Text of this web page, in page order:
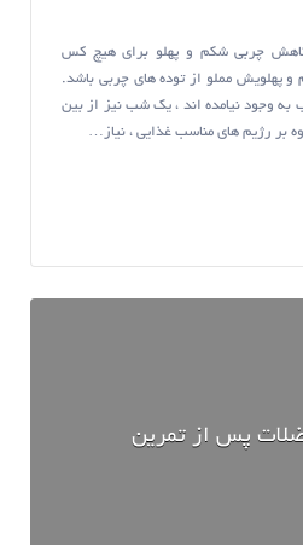
چربی شکم و پهلو برای هیچ کس
پهلویش مملو از توده های چربی باشد.
به وجود نیامده اند ، یک شب نیز از بین
بر رژیم های مناسب غذایی ، نیاز…
پس از تمرین